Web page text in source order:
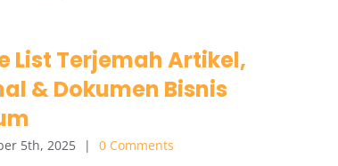
List Terjemah Artikel,
& Dokumen Bisnis
5th, 2025 | 0 Comments